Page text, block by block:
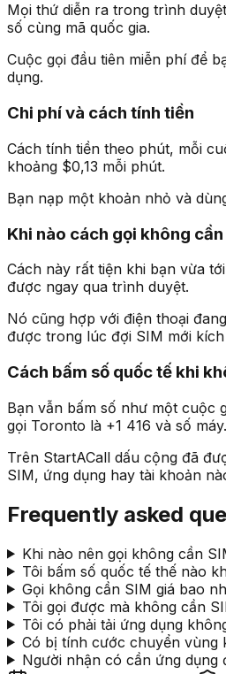
Mọi thứ diễn ra trong trình
số cùng mã quốc gia.
Cuộc gọi đầu tiên miễn phí để
dụng.
Chi phí và cách tính tiền
Cách tính tiền theo phút, mỗi
khoảng $0,13 mỗi phút.
Bạn nạp một khoản nhỏ và
Khi nào cách gọi không
Cách này rất tiện khi bạn vừa
được ngay qua trình duyệt.
Nó cũng hợp với điện thoại
được trong lúc đợi SIM mới
Cách bấm số quốc tế khi
Bạn vẫn bấm số như một cuộc
gọi Toronto là +1 416 và số máy.
Trên StartACall dấu cộng đã
SIM, ứng dụng hay tài khoản
Frequently asked
Khi nào nên gọi không cần
Tôi bấm số quốc tế thế nào
Gọi không cần SIM giá bao
Tôi gọi được mà không cần
Tôi có phải tải ứng dụng
Có bị tính cước chuyển vùng
Người nhận có cần ứng dụng